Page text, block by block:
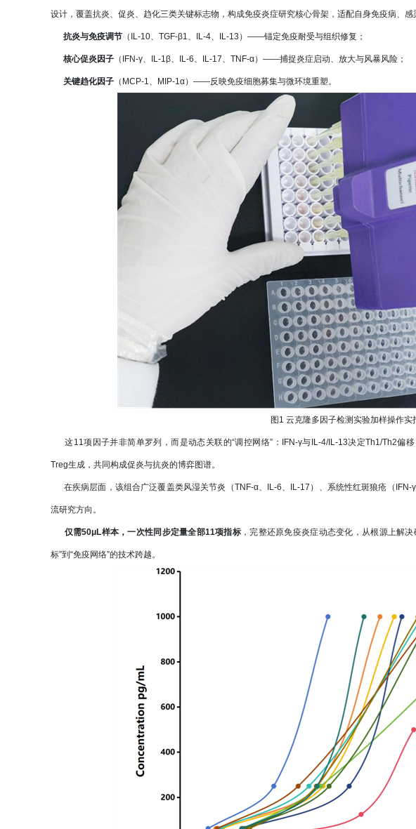
设计，覆盖抗炎、促炎、趋化三类关键标志物，构成免疫炎症研究核心骨架，适配自身免疫病、感
抗炎与免疫调节 （IL-10、TGF-β1、IL-4、IL-13）——锚定免疫耐受与组织修复；
核心促炎因子 （IFN-γ、IL-1β、IL-6、IL-17、TNF-α）——捕捉炎症启动、放大与风暴风险；
关键趋化因子 （MCP-1、MIP-1α）——反映免疫细胞募集与微环境重塑。
图1 云克隆多因子检测实验加样操作实
这11项因子并非简单罗列，而是动态关联的“调控网络”：IFN-γ与IL-4/IL-13决定Th1/Th2偏
Treg生成，共同构成促炎与抗炎的博弈图谱。
在疾病层面，该组合广泛覆盖类风湿关节炎（TNF-α、IL-6、IL-17）、系统性红斑狼疮（IFN-
流研究方向。
仅需50μL样本，一次性同步定量全部11项指标 ，完整还原免疫炎症动态变化，从根源上解
标”到“免疫网络”的技术跨越。